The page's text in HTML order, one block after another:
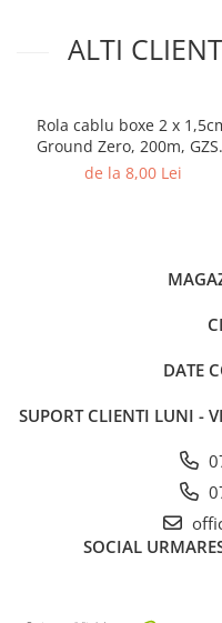
ALTI
Rola cablu boxe 2 x
Ground Zero, 200m,
2-1.5x
de la 8,00 Lei
DATE
SUPORT CLIENTI LUNI -
SOCIAL